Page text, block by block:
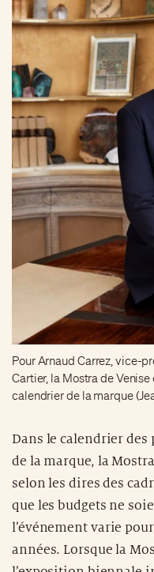
Pour Arnaud Carrez, vice-
Cartier, la Mostra de
calendrier de la marque
Dans le calendrier des
de la marque, la
selon les dires des
que les budgets ne
l’événement varie
années. Lorsque la